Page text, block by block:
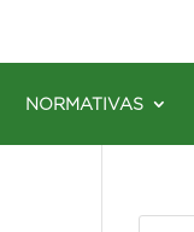
NORMATIVAS